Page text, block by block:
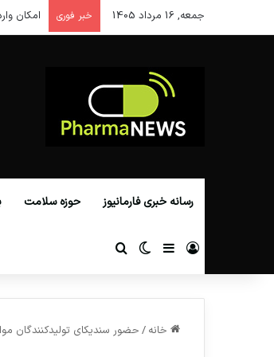
جمعه, 16 مرداد 1405 خبر فوری امکان
رسانه خبری فارمانیوز حوزه سلامت
ورود سایدبارتغییر پوسته
خانه / حضور سندیکای تولیدکنندگان